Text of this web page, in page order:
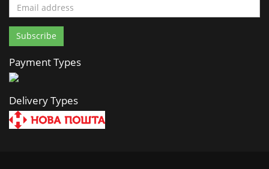
Payment Types
Delivery Types